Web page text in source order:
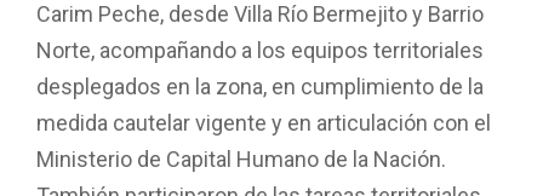
Carim Peche, desde Villa Río Bermejito y Barrio
Norte, acompañando a los equipos territoriales
desplegados en la zona, en cumplimiento de la
medida cautelar vigente y en articulación con el
Ministerio de Capital Humano de la Nación.